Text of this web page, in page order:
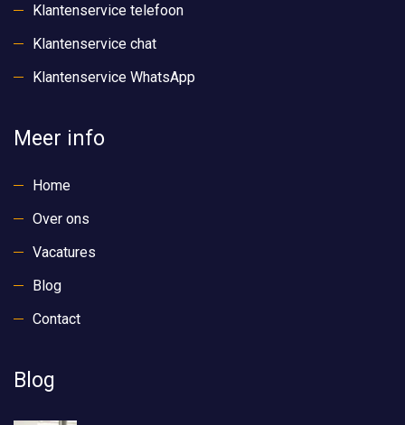
Klantenservice telefoon
Klantenservice chat
Klantenservice WhatsApp
Meer info
Home
Over ons
Vacatures
Blog
Contact
Blog